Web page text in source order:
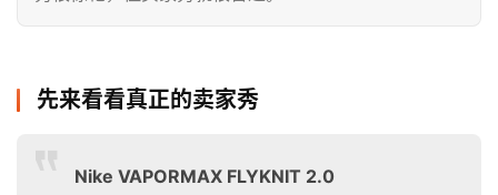
先来看看真正的卖家秀
Nike VAPORMAX FLYKNIT 2.0